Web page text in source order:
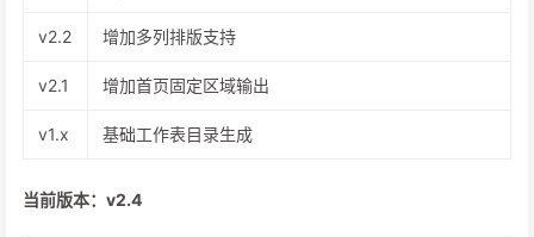
v2.2 增加多列排版支持
v2.1 增加首页固定区域输出
v1.x 基础工作表目录生成
当前版本：v2.4